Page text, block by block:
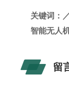
关键词：
智能无人
留